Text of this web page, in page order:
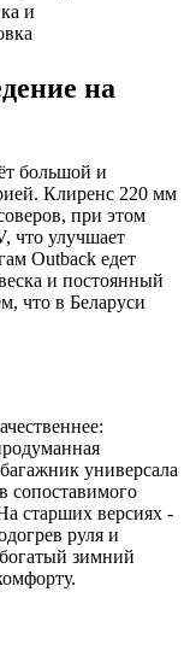
и
на
большой и
Клиренс 220 мм
при этом
что улучшает
Outback едет
и постоянный
что в Беларуси
универсала
сопоставимого
старших версиях -
руля и
зимний